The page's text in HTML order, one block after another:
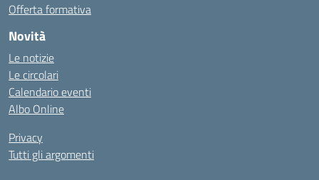
Offerta formativa
Novità
Le notizie
Le circolari
Calendario eventi
Albo Online
Privacy
Tutti gli argomenti